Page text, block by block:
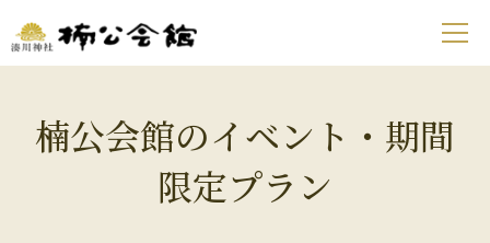
楠公会館のイベント・期間
限定プラン